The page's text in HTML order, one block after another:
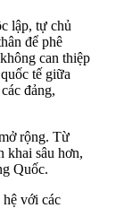
lập, tự chủ
để phê
can thiệp
tế giữa
đảng,
rộng. Từ
khai sâu hơn,
Quốc.
với các